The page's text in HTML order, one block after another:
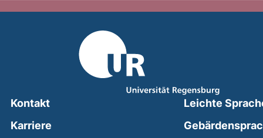
Kontakt
Karriere
Leichte